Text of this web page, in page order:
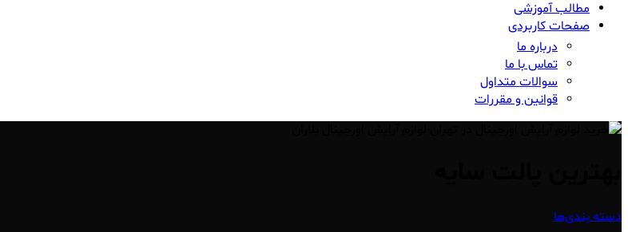
مطالب آموزشی
صفحات کاربردی
درباره ما
تماس با ما
سوالات متداول
قوانین و مقررات
دسته بندی‌ها